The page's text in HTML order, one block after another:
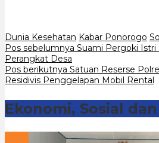
Dunia Kesehatan Kabar Ponorogo
Navigasi
pos
Pos sebelumnya Suami Pergoki
Perangkat Desa
Pos berikutnya Satuan Reserse
Residivis Penggelapan Mobil Rental
Ekonomi, Sosial